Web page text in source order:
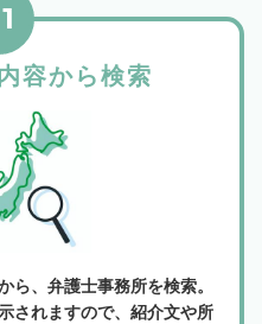
容から検索
ら、弁護士事務所を検索。
されますので、紹介文や所